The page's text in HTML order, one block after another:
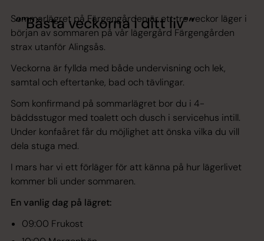
"Bästa veckorna i ditt liv"
Sommarlägret på Färgengården är ett tre veckor läger i
början av sommaren på vår lägergård Färgengården
strax utanför Alingsås.
Veckorna är fyllda med både undervisning och lek,
samtal och eftertanke, bad och tävlingar.
Som konfirmand på sommarlägret bor du i 4-
bäddsstugor med toalett och dusch i servicehus intill.
Under konfaåret får du möjlighet att önska vilka du vill
dela stuga med.
I mars har vi ett förläger för att känna på hur lägerlivet
kommer bli under sommaren.
En vanlig dag på lägret:
09:00 Frukost